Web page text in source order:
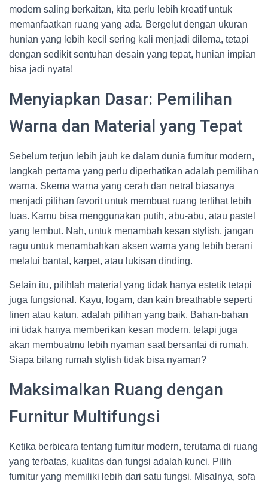
modern saling berkaitan, kita perlu lebih kreatif untuk
memanfaatkan ruang yang ada. Bergelut dengan ukuran
hunian yang lebih kecil sering kali menjadi dilema, tetapi
dengan sedikit sentuhan desain yang tepat, hunian impian
bisa jadi nyata!
Menyiapkan Dasar: Pemilihan
Warna dan Material yang Tepat
Sebelum terjun lebih jauh ke dalam dunia furnitur modern,
langkah pertama yang perlu diperhatikan adalah pemilihan
warna. Skema warna yang cerah dan netral biasanya
menjadi pilihan favorit untuk membuat ruang terlihat lebih
luas. Kamu bisa menggunakan putih, abu-abu, atau pastel
yang lembut. Nah, untuk menambah kesan stylish, jangan
ragu untuk menambahkan aksen warna yang lebih berani
melalui bantal, karpet, atau lukisan dinding.
Selain itu, pilihlah material yang tidak hanya estetik tetapi
juga fungsional. Kayu, logam, dan kain breathable seperti
linen atau katun, adalah pilihan yang baik. Bahan-bahan
ini tidak hanya memberikan kesan modern, tetapi juga
akan membuatmu lebih nyaman saat bersantai di rumah.
Siapa bilang rumah stylish tidak bisa nyaman?
Maksimalkan Ruang dengan
Furnitur Multifungsi
Ketika berbicara tentang furnitur modern, terutama di ruang
yang terbatas, kualitas dan fungsi adalah kunci. Pilih
furnitur yang memiliki lebih dari satu fungsi. Misalnya, sofa